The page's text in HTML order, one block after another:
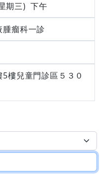
期三) 下午
腫瘤科一診
5樓兒童門診區５３０